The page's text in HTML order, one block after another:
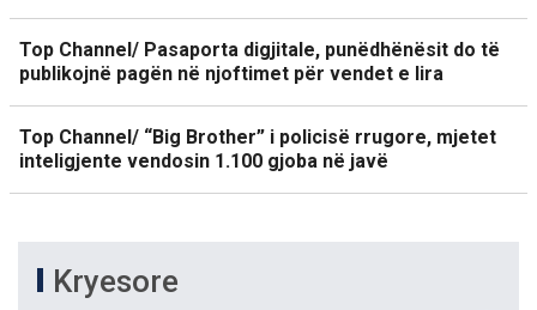
Top Channel/ Pasaporta digjitale, punëdhënësit do të
publikojnë pagën në njoftimet për vendet e lira
Top Channel/ “Big Brother” i policisë rrugore, mjetet
inteligjente vendosin 1.100 gjoba në javë
Kryesore